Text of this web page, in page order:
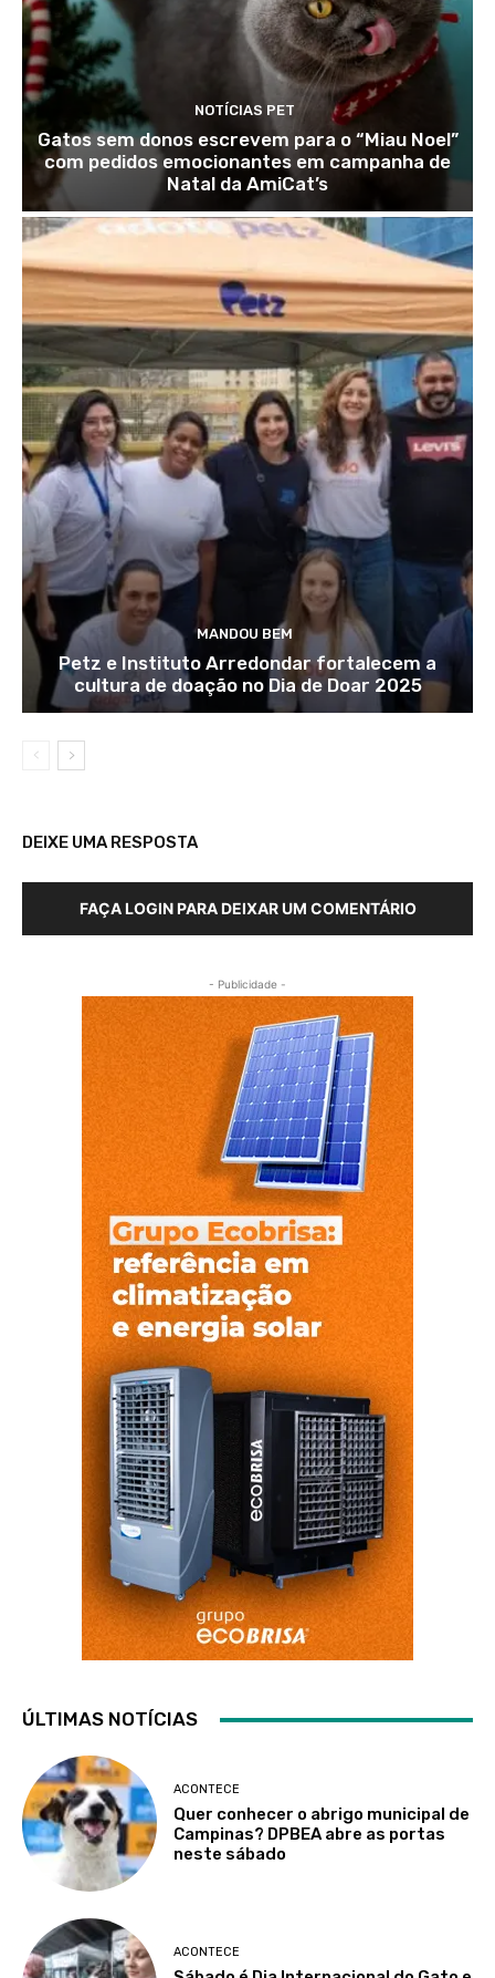
NOTÍCIAS PET
Gatos sem donos escrevem para o “Miau Noel”
com pedidos emocionantes em campanha de
Natal da AmiCat’s
MANDOU BEM
Petz e Instituto Arredondar fortalecem a
cultura de doação no Dia de Doar 2025
DEIXE UMA RESPOSTA
FAÇA LOGIN PARA DEIXAR UM COMENTÁRIO
- Publicidade -
ÚLTIMAS NOTÍCIAS
ACONTECE
Quer conhecer o abrigo municipal de
Campinas? DPBEA abre as portas
neste sábado
ACONTECE